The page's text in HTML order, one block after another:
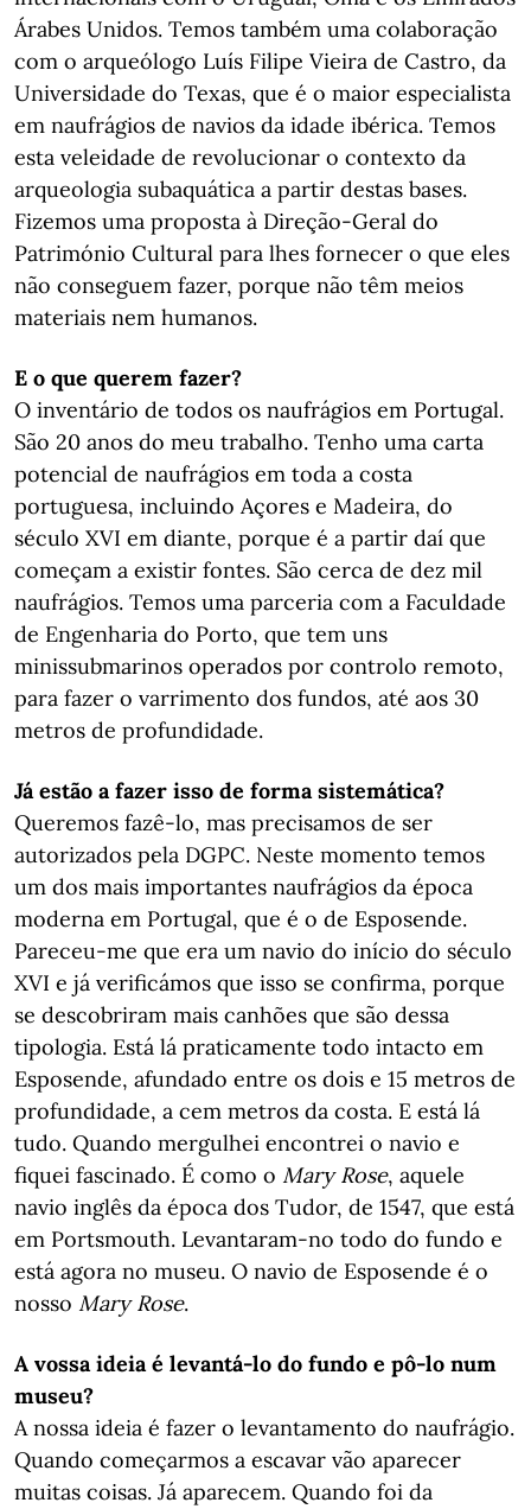
Árabes Unidos. Temos também uma colaboração
com o arqueólogo Luís Filipe Vieira de Castro, da
Universidade do Texas, que é o maior especialista
em naufrágios de navios da idade ibérica. Temos
esta veleidade de revolucionar o contexto da
arqueologia subaquática a partir destas bases.
Fizemos uma proposta à Direção-Geral do
Património Cultural para lhes fornecer o que eles
não conseguem fazer, porque não têm meios
materiais nem humanos.
E o que querem fazer?
O inventário de todos os naufrágios em Portugal.
São 20 anos do meu trabalho. Tenho uma carta
potencial de naufrágios em toda a costa
portuguesa, incluindo Açores e Madeira, do
século XVI em diante, porque é a partir daí que
começam a existir fontes. São cerca de dez mil
naufrágios. Temos uma parceria com a Faculdade
de Engenharia do Porto, que tem uns
minissubmarinos operados por controlo remoto,
para fazer o varrimento dos fundos, até aos 30
metros de profundidade.
Já estão a fazer isso de forma sistemática?
Queremos fazê-lo, mas precisamos de ser
autorizados pela DGPC. Neste momento temos
um dos mais importantes naufrágios da época
moderna em Portugal, que é o de Esposende.
Pareceu-me que era um navio do início do século
XVI e já verificámos que isso se confirma, porque
se descobriram mais canhões que são dessa
tipologia. Está lá praticamente todo intacto em
Esposende, afundado entre os dois e 15 metros de
profundidade, a cem metros da costa. E está lá
tudo. Quando mergulhei encontrei o navio e
fiquei fascinado. É como o Mary Rose, aquele
navio inglês da época dos Tudor, de 1547, que está
em Portsmouth. Levantaram-no todo do fundo e
está agora no museu. O navio de Esposende é o
nosso Mary Rose.
A vossa ideia é levantá-lo do fundo e pô-lo num
museu?
A nossa ideia é fazer o levantamento do naufrágio.
Quando começarmos a escavar vão aparecer
muitas coisas. Já aparecem. Quando foi da